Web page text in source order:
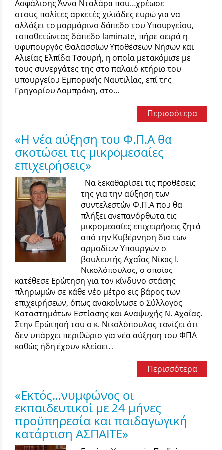
Ασφάλισης Άννα Νταλάρα που…χρέωσε
στους πολίτες αρκετές χιλιάδες ευρώ για να
αλλάξει το μαρμάρινο δάπεδο του Υπουργείου,
τοποθετώντας δάπεδο laminate, πήρε σειρά η
υφυπουργός Θαλασσίων Υποθέσεων Νήσων και
Αλιείας Ελπίδα Τσουρή, η οποία μετακόμισε με
τους συνεργάτες της στο παλαιό κτήριο του
υπουργείου Εμπορικής Ναυτιλίας, επί της
Γρηγορίου Λαμπράκη, στο...
Περισσότερα
«Η νέα αύξηση του Φ.Π.Α θα
σκοτώσει τις μικρομεσαίες
επιχειρήσεις»
Να ξεκαθαρίσει τις προθέσεις
της για την αύξηση των
συντελεστών Φ.Π.Α που θα
πλήξει ανεπανόρθωτα τις
μικρομεσαίες επιχειρήσεις ζητά
από την Κυβέρνηση δια των
αρμοδίων Υπουργών ο
βουλευτής Αχαΐας Νίκος Ι.
Νικολόπουλος, ο οποίος
κατέθεσε Ερώτηση για τον κίνδυνο στάσης
πληρωμών σε κάθε νέο μέτρο εις βάρος των
επιχειρήσεων, όπως ανακοίνωσε ο Σύλλογος
Καταστημάτων Εστίασης και Αναψυχής Ν. Αχαΐας.
Στην Ερώτησή του ο κ. Νικολόπουλος τονίζει ότι
δεν υπάρχει περιθώριο για νέα αύξηση του ΦΠΑ
καθώς ήδη έχουν κλείσει...
Περισσότερα
«Εκτός…νυμφώνος οι
εκπαιδευτικοί με 24 μήνες
προϋπηρεσία και παιδαγωγική
κατάρτιση ΑΣΠΑΙΤΕ»